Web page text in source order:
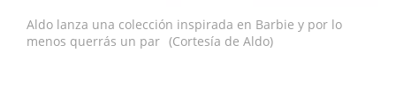
Aldo lanza una colección inspirada en Barbie y por lo
menos querrás un par (Cortesía de Aldo)